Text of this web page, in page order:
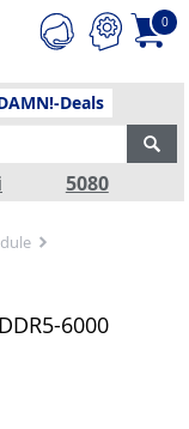
0
Deals
5080
6000